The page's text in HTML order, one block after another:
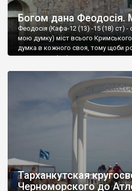
Богом дана Феодосія.
Феодосія (Кафа-12 (13) -15 (18) ст) -
мою думку) міст всього
думка в кожного своя, тому щоби
запрошую відвідати це
Тарханкутская
Черноморского до